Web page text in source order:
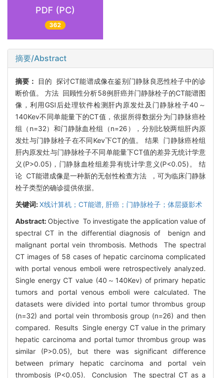
PDF (PC)
362
摘要/Abstract
摘要：
目的 探讨CT能谱成像在鉴别门静脉良恶性栓子中的诊
断价值。 方法 回顾性分析58例肝癌并门静脉栓子的CT能谱图
像，利用GSI后处理软件检测肝内原发灶及门静脉栓子40～
140Kev不同单能量下的CT值，依据所得数据分为门静脉癌栓
组（n=32）和门静脉血栓组（n=26），分别比较两组肝内原
发灶与门静脉栓子在不同Kev下CT的值。 结果 门静脉癌栓组
肝内原发灶与门静脉栓子不同单能量下CT值的差异无统计学意
义(P>0.05)，门静脉血栓组差异有统计学意义(P<0.05)。 结
论 CT能谱成像是一种新的无创性检查方法 ，可为临床门静脉
栓子类型的确诊提供依据。
关键词:X线计算机；CT能谱, 肝癌；门静脉栓子；体层摄影术
Abstract: Objective To investigate the application value of
spectral CT in the differential diagnosis of benign and
malignant portal vein thrombosis. Methods The spectral
CT images of 58 cases of hepatic carcinoma complicated
with portal venous emboli were retrospectively analyzed.
Single energy CT value (40～140Kev) of primary hepatic
tumors and portal venous emboli were calculated. The
datasets were divided into portal tumor thrombus group
(n=32) and portal vein thrombosis group (n=26) and then
compared. Results Single energy CT value in the primary
hepatic carcinoma and portal tumor thrombus group was
similar (P>0.05), but there was significant difference
between primary hepatic carcinoma and portal vein
thrombosis (P<0.05). Conclusion The spectral CT as a